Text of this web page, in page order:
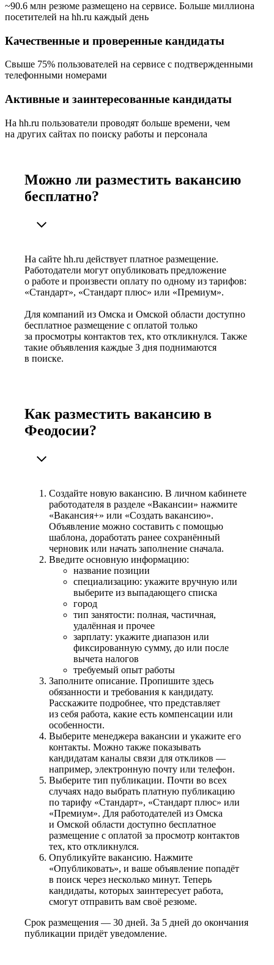
~90.6 млн резюме размещено на сервисе. Больше миллиона
посетителей на hh.ru каждый день
Качественные и проверенные кандидаты
Свыше 75% пользователей на сервисе с подтвержденными
телефонными номерами
Активные и заинтересованные кандидаты
На hh.ru пользователи проводят больше времени, чем
на других сайтах по поиску работы и персонала
Можно ли разместить вакансию
бесплатно?
На сайте hh.ru действует платное размещение.
Работодатели могут опубликовать предложение
о работе и произвести оплату по одному из тарифов:
«Стандарт», «Стандарт плюс» или «Премиум».
Для компаний из Омска и Омской области доступно
бесплатное размещение с оплатой только
за просмотры контактов тех, кто откликнулся. Также
такие объявления каждые 3 дня поднимаются
в поиске.
Как разместить вакансию в
Феодосии?
Создайте новую вакансию. В личном кабинете
работодателя в разделе «Вакансии» нажмите
«Вакансия+» или «Создать вакансию».
Объявление можно составить с помощью
шаблона, доработать ранее сохранённый
черновик или начать заполнение сначала.
Введите основную информацию:
название позиции
специализацию: укажите вручную или
выберите из выпадающего списка
город
тип занятости: полная, частичная,
удалённая и прочее
зарплату: укажите диапазон или
фиксированную сумму, до или после
вычета налогов
требуемый опыт работы
Заполните описание. Пропишите здесь
обязанности и требования к кандидату.
Расскажите подробнее, что представляет
из себя работа, какие есть компенсации или
особенности.
Выберите менеджера вакансии и укажите его
контакты. Можно также показывать
кандидатам каналы связи для откликов —
например, электронную почту или телефон.
Выберите тип публикации. Почти во всех
случаях надо выбрать платную публикацию
по тарифу «Стандарт», «Стандарт плюс» или
«Премиум». Для работодателей из Омска
и Омской области доступно бесплатное
размещение с оплатой за просмотр контактов
тех, кто откликнулся.
Опубликуйте вакансию. Нажмите
«Опубликовать», и ваше объявление попадёт
в поиск через несколько минут. Теперь
кандидаты, которых заинтересует работа,
смогут отправить вам своё резюме.
Срок размещения — 30 дней. За 5 дней до окончания
публикации придёт уведомление.